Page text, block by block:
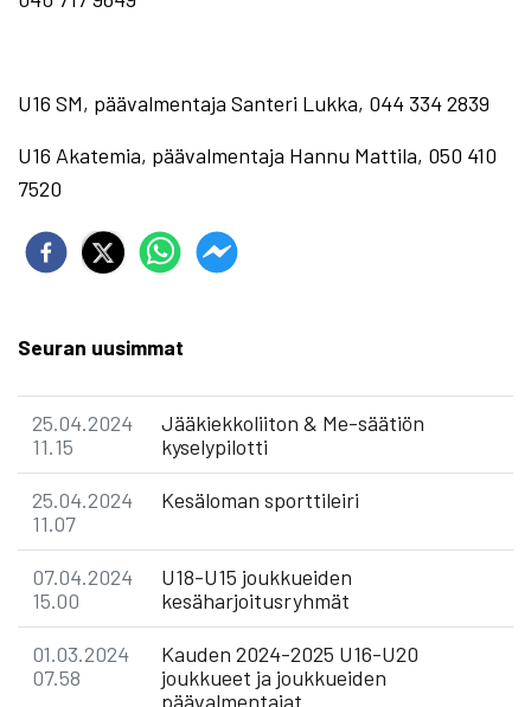
U16 SM, päävalmentaja Santeri Lukka, 044 334 2839
U16 Akatemia, päävalmentaja Hannu Mattila, 050 410
7520
Seuran uusimmat
25.04.2024
11.15
Jääkiekkoliiton & Me-säätiön
kyselypilotti
25.04.2024
11.07
Kesäloman sporttileiri
07.04.2024
15.00
U18-U15 joukkueiden
kesäharjoitusryhmät
01.03.2024
07.58
Kauden 2024-2025 U16-U20
joukkueet ja joukkueiden
päävalmentajat